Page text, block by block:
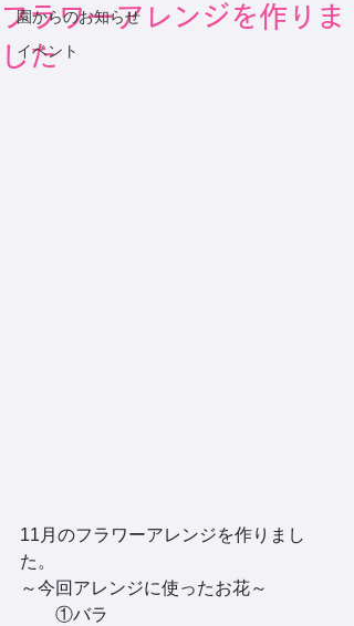
園からのお知らせ
イベント
フラワーアレンジを作りま
した
11月のフラワーアレンジを作りまし
た。
～今回アレンジに使ったお花～
①バラ